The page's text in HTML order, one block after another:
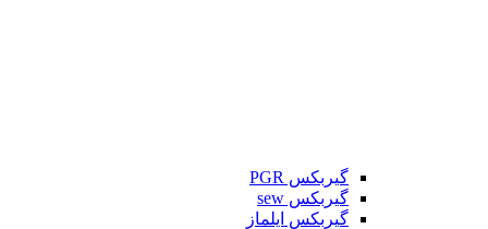
گیربکس PGR
گیربکس sew
گیربکس ایلماز